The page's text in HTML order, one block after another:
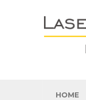
HOME